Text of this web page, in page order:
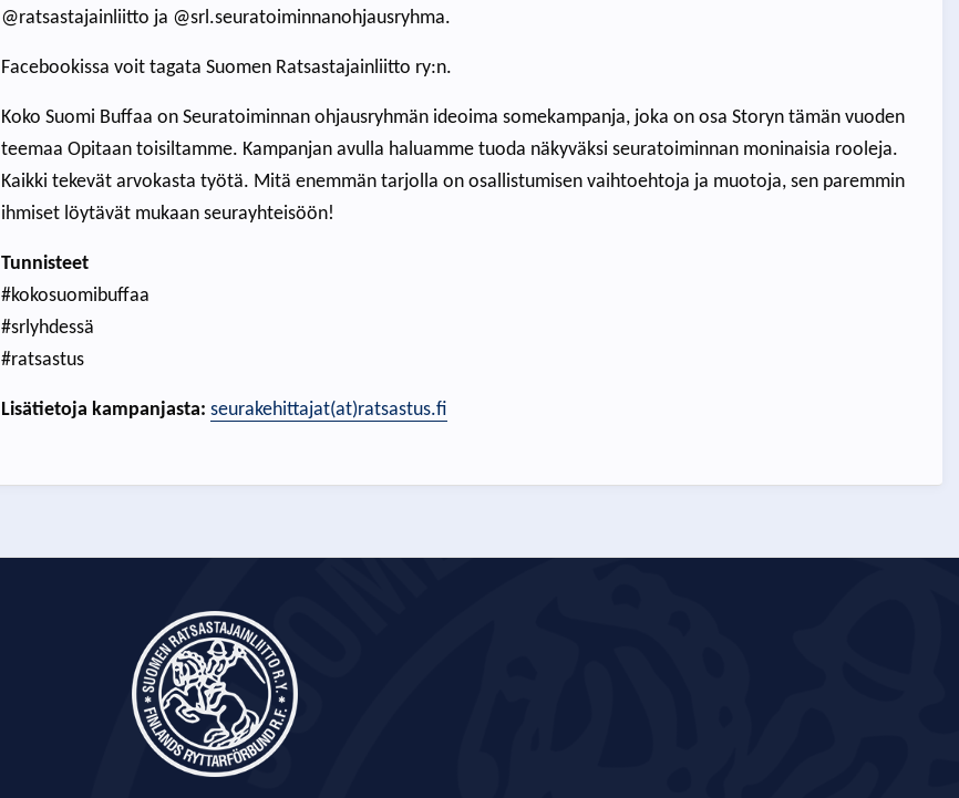
@ratsastajainliitto ja @srl.seuratoiminnanohjausryhma.
Facebookissa voit tagata Suomen Ratsastajainliitto ry:n.
Koko Suomi Buffaa on Seuratoiminnan ohjausryhmän ideoima somekampanja, joka on osa Storyn tämän vuoden
teemaa Opitaan toisiltamme. Kampanjan avulla haluamme tuoda näkyväksi seuratoiminnan moninaisia rooleja.
Kaikki tekevät arvokasta työtä. Mitä enemmän tarjolla on osallistumisen vaihtoehtoja ja muotoja, sen paremmin
ihmiset löytävät mukaan seurayhteisöön!
Tunnisteet
#kokosuomibuffaa
#srlyhdessä
#ratsastus
Lisätietoja kampanjasta: seurakehittajat(at)ratsastus.fi